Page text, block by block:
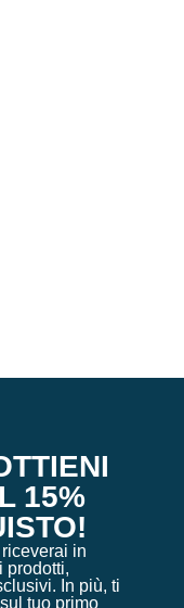
15%
in
prodotti,
In più, ti
tuo primo